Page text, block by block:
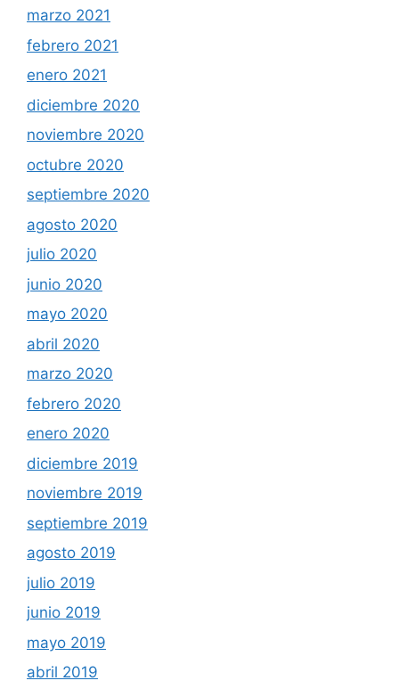
marzo 2021
febrero 2021
enero 2021
diciembre 2020
noviembre 2020
octubre 2020
septiembre 2020
agosto 2020
julio 2020
junio 2020
mayo 2020
abril 2020
marzo 2020
febrero 2020
enero 2020
diciembre 2019
noviembre 2019
septiembre 2019
agosto 2019
julio 2019
junio 2019
mayo 2019
abril 2019